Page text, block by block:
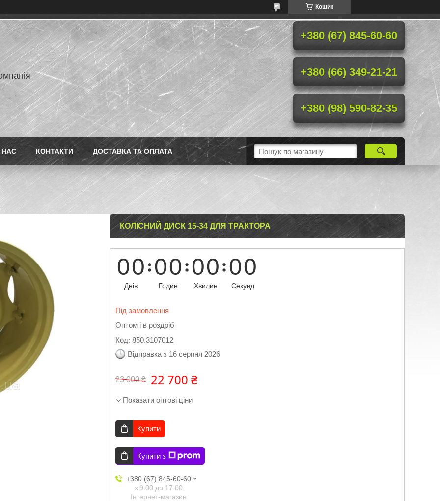
Кошик
+380 (67) 845-60-60
+380 (66) 349-21-21
+380 (98) 590-82-35
НАС КОНТАКТИ ДОСТАВКА ТА ОПЛАТА
КОЛІСНИЙ ДИСК 15-34 ДЛЯ ТРАКТОРА
00
Днів
00
Годин
00
Хвилин
00
Секунд
Під замовлення
Оптом і в роздріб
Код: 850.3107012
Відправка з 16 серпня 2026
23 000 ₴ 22 700 ₴
Показати оптові ціни
Купити
Купити з
+380 (67) 845-60-60
з 9.00 до 17.00
Інтернет-магазин